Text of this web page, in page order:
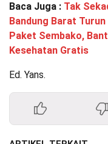
Baca Juga : Tak
Bandung Barat
Paket Sembako,
Kesehatan Gratis
Ed. Yans.